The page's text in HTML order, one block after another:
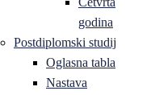
godina
Postdiplomski studij
Oglasna tabla
Nastava